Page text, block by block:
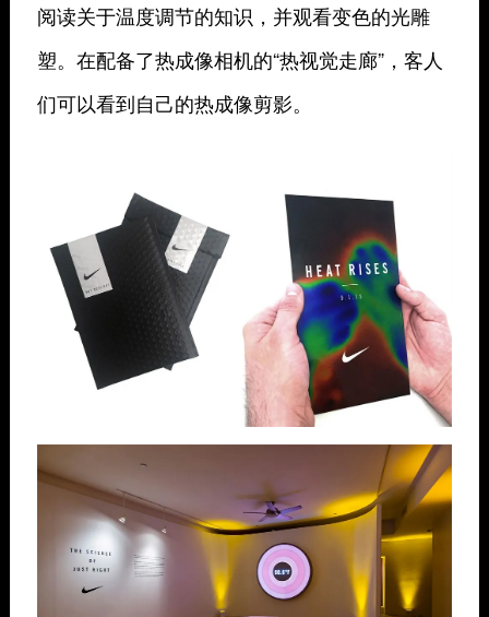
阅读关于温度调节的知识，并观看变色的光雕
塑。在配备了热成像相机的“热视觉走廊”，客人
们可以看到自己的热成像剪影。